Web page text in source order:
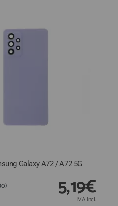
debe ser aceptada después
Galaxy A72 / A72 5G
(0) 5,19€
IVA Incl.